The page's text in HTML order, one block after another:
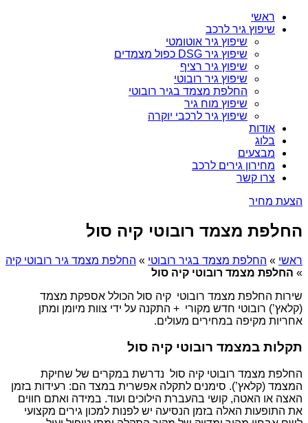
ראשי
שיפוץ גיר לרכב
שיפוץ גיר אוטומטי
שיפוץ גיר DSG כפול מצמדים
שיפוץ גיר רציף
שיפוץ גיר רובוטי
החלפת מצמד בגיר רובוטי
שיפוץ מוח גיר
שיפוץ גיר לרכבי יוקרה
אודות
בלוג
מבצעים
מחירון גירים לרכב
צרו קשר
הצעת מחיר
החלפת מצמד רובוטי קיה סול
ראשי » החלפת מצמד בגיר רובוטי » החלפת מצמד גיר רובוטי קיה
» החלפת מצמד רובוטי קיה סול
שירות החלפת מצמד רובוטי קיה סול הכולל אספקת מצמד
(קלאץ’) רובוטי חדש מקורי + התקנה על ידי צוות מיומן ומתן
אחריות מקיפה במחירים מעולים.
תקלות במצמד רובוטי קיה סול
החלפת מצמד רובוטי קיה סול נדרשת במקרים של שחיקת
המצמד (קלאץ’). סימנים לתקלה אפשרית במצד הם: רעידות בזמן
האצה או האטה, קושי בהעברת הילוכים ועוד. במידה ואתם חווים
את התופעות האלה בזמן הנסיעה יש לפנות למכון גירים מקצועי